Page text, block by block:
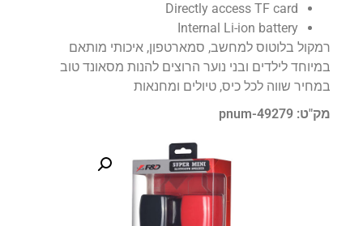
Directly access TF card
Internal Li-ion battery
רמקול בלוטוס למחשב, סמארטפון, איכותי מותאם
במיוחד לילדים ובני נוער הרוצים להנות מסאונד טוב
במחיר שווה לכל כיס, טיולים ומחנאות
מק"ט: pnum-49279